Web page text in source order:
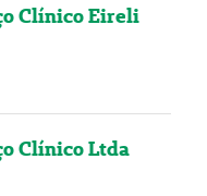
Clínico Eireli
Clínico Ltda